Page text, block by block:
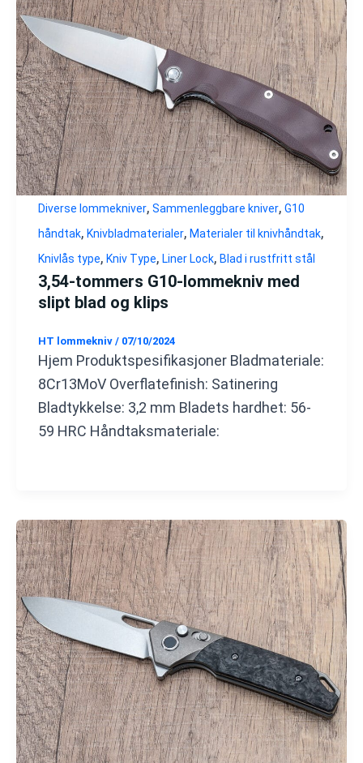
Diverse lommekniver, Sammenleggbare kniver, G10
håndtak, Knivbladmaterialer, Materialer til knivhåndtak,
Knivlås type, Kniv Type, Liner Lock, Blad i rustfritt stål
3,54-tommers G10-lommekniv med
slipt blad og klips
HT lommekniv / 07/10/2024
Hjem Produktspesifikasjoner Bladmateriale:
8Cr13MoV Overflatefinish: Satinering
Bladtykkelse: 3,2 mm Bladets hardhet: 56-
59 HRC Håndtaksmateriale: